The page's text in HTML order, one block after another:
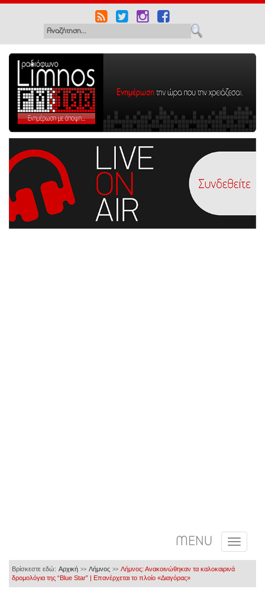
MENU
Βρίσκεστε εδώ: Αρχική >> Λήμνος >> Λήμνος: Ανακοινώθηκαν τα καλοκαιρινά
δρομολόγια της “Blue Star” | Επανέρχεται το πλοίο «Διαγόρας»